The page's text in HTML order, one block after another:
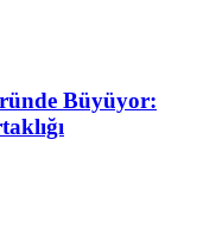
Büyüyor: